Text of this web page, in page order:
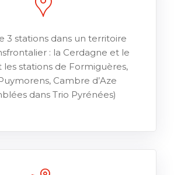
3 stations dans un territoire
: la Cerdagne et le
les stations de Formiguères,
Cambre d’Aze
dans Trio Pyrénées)